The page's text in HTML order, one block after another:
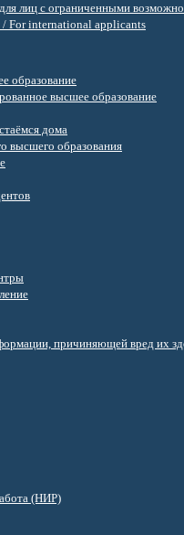
лиц с ограниченными
For international applicants
образование
высшее образование
дома
высшего образования
причиняющей вред их
(НИР)